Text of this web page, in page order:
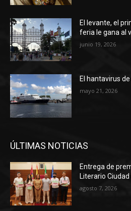
El levante, el
feria le gana al
junio 19, 2026
El hantavirus
mayo 21, 2026
ÚLTIMAS NOTICIAS
Entrega de
Literario
agosto 7, 2026